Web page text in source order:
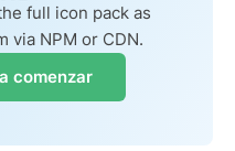
full icon pack as
via NPM or CDN.
comenzar